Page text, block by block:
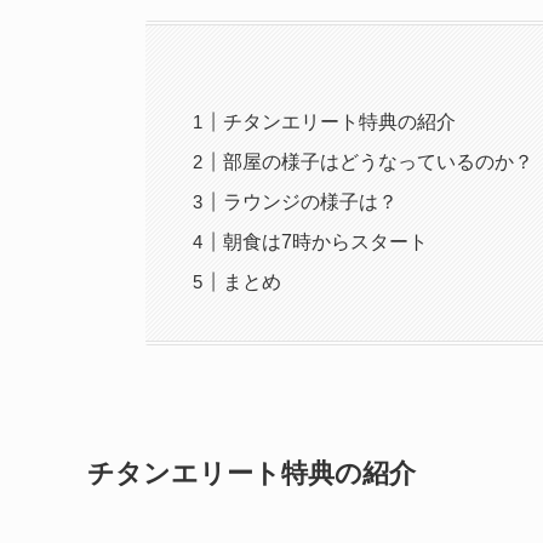
チタンエリート特典の紹介
部屋の様子はどうなっているのか？
ラウンジの様子は？
朝食は7時からスタート
まとめ
チタンエリート特典の紹介